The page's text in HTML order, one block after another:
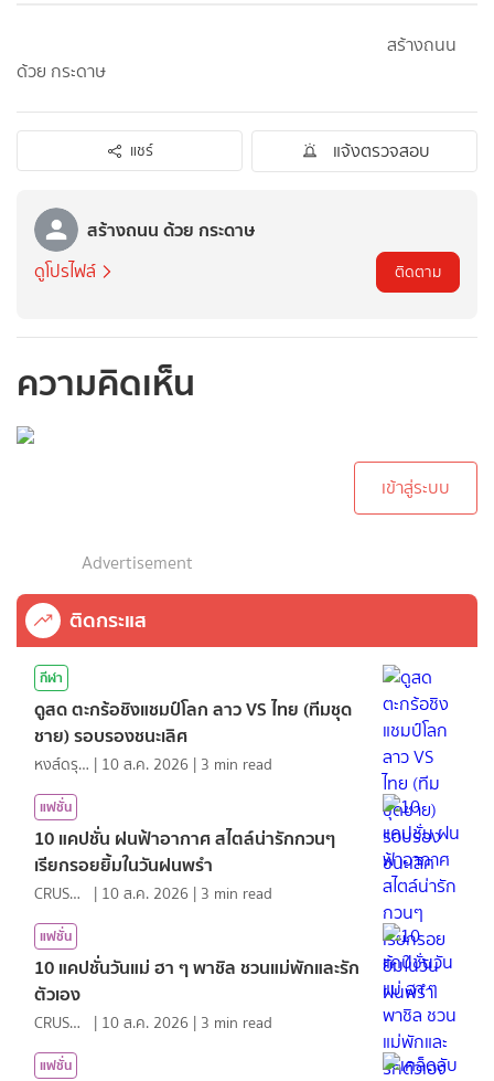
สร้างถนน
ด้วย กระดาษ
แชร์ แจ้งตรวจสอบ
สร้างถนน ด้วย กระดาษ
ดูโปรไฟล์ ติดตาม
ความคิดเห็น
เข้าสู่ระบบ
Advertisement
ติดกระแส
กีฬา
ดูสด ตะกร้อชิงแชมป์โลก ลาว VS ไทย (ทีมชุด
ชาย) รอบรองชนะเลิศ
หงส์ดรุณ | 10 ส.ค. 2026 | 3 min read
แฟชั่น
10 แคปชั่น ฝนฟ้าอากาศ สไตล์น่ารักกวนๆ
เรียกรอยยิ้มในวันฝนพรำ
CRUSHที่แปลว่าแอบชอบ | 10 ส.ค. 2026 | 3 min read
แฟชั่น
10 แคปชั่นวันแม่ ฮา ๆ พาชิล ชวนแม่พักและรัก
ตัวเอง
CRUSHที่แปลว่าแอบชอบ | 10 ส.ค. 2026 | 3 min read
แฟชั่น